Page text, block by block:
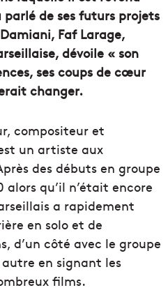
de ses futurs projets
Faf Larage,
dévoile « son
ses coups de cœur
changer.
compositeur et
un artiste aux
des débuts en groupe
alors qu’il n’était encore
a rapidement
en solo et de
d’un côté avec le groupe
en signant les
films.